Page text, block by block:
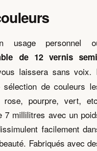
personnel
de 12 vernis
laissera sans voix.
de couleurs
pourpre, vert,
7 millilitres avec un
facilement
Fabriqués avec